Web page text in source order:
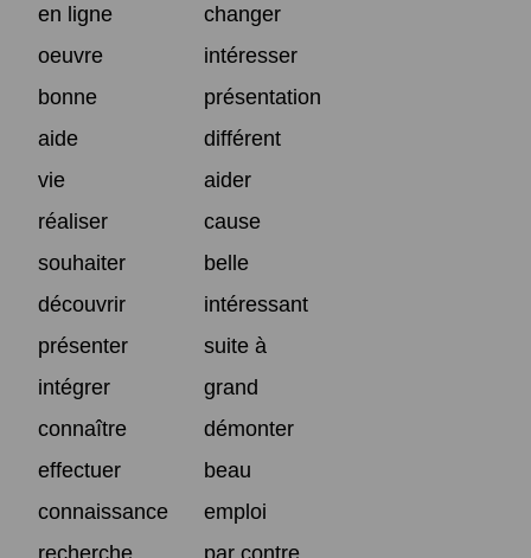
en ligne
changer
oeuvre
intéresser
bonne
présentation
aide
différent
vie
aider
réaliser
cause
souhaiter
belle
découvrir
intéressant
présenter
suite à
intégrer
grand
connaître
démonter
effectuer
beau
connaissance
emploi
recherche
par contre